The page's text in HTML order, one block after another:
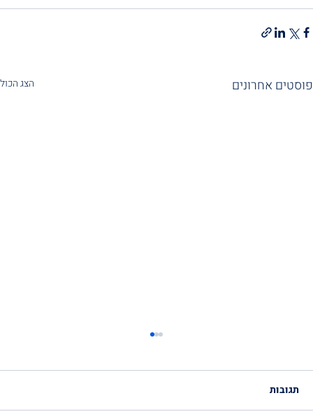
פוסטים אחרונים הצג הכול
תגובות